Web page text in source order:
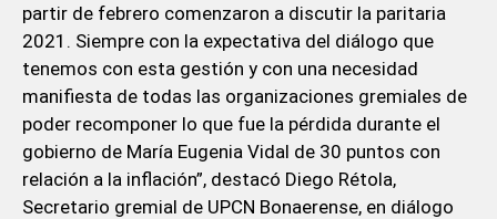
partir de febrero comenzaron a discutir la paritaria
2021. Siempre con la expectativa del diálogo que
tenemos con esta gestión y con una necesidad
manifiesta de todas las organizaciones gremiales de
poder recomponer lo que fue la pérdida durante el
gobierno de María Eugenia Vidal de 30 puntos con
relación a la inflación”, destacó Diego Rétola,
Secretario gremial de UPCN Bonaerense, en diálogo